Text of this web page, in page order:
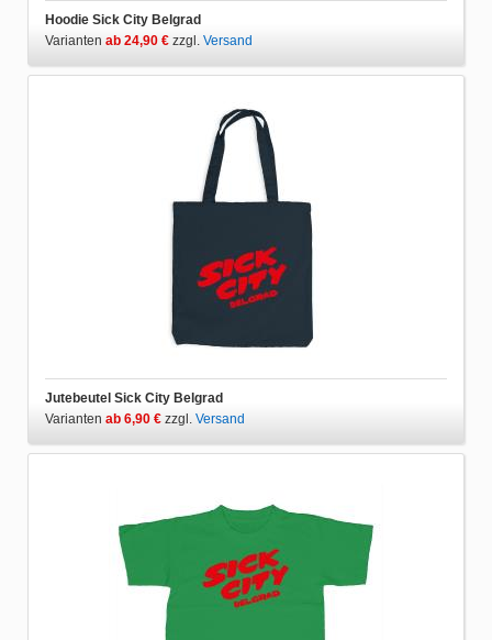
Hoodie Sick City Belgrad
Varianten ab 24,90 € zzgl. Versand
Jutebeutel Sick City Belgrad
Varianten ab 6,90 € zzgl. Versand